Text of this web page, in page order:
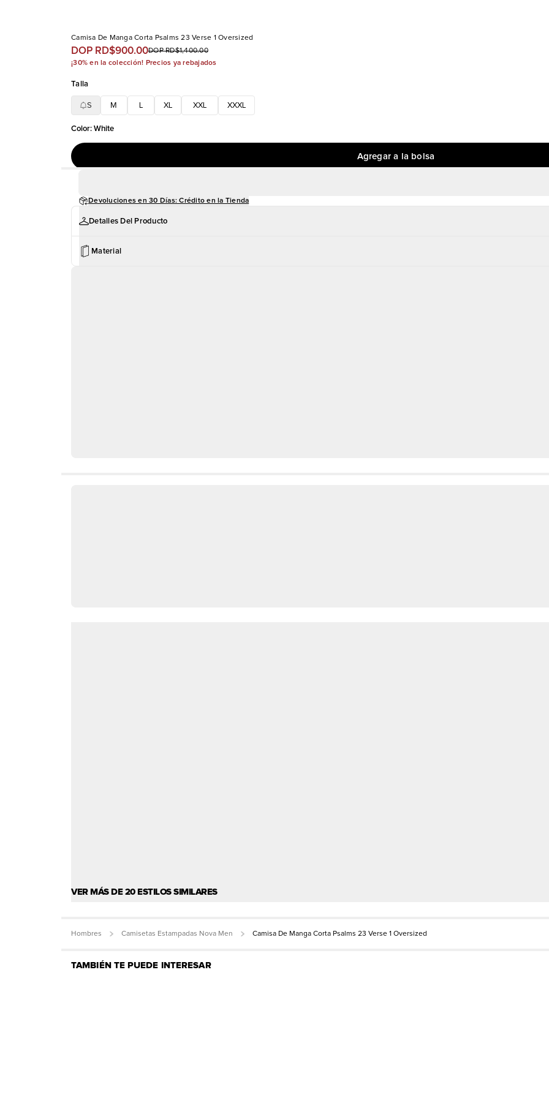
Camisa De Manga Corta Psalms 23 Verse 1 Oversized
DOP RD$900.00DOP RD$1,400.00
¡30% en la colección! Precios ya rebajados
Talla
S M XL XXL XXXL
Color:White
Agregar a la bolsa
Devoluciones en 30 Días: Crédito en la Tienda
Detalles Del Producto
Material
VER MÁS DE 20 ESTILOS SIMILARES
Hombres Camisetas Estampadas Nova Men Camisa De Manga Corta Psalms 23 Verse 1 Oversized
TAMBIÉN TE PUEDE INTERESAR